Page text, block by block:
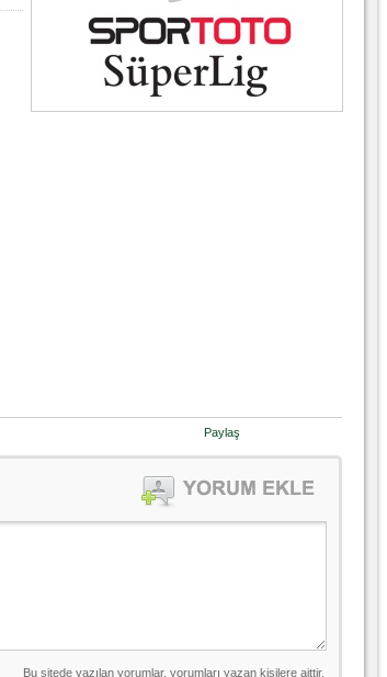
Paylaş
Bursaspor - Altınordu